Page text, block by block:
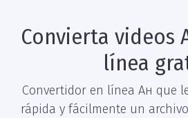
Convierta videos
línea
Convertidor en línea Ан que
rápida y fácilmente un archivo